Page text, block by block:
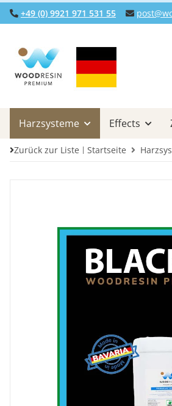
+49 (0) 9921 971 531 55
Harzsysteme Effects
Zurück zur Liste Startseite